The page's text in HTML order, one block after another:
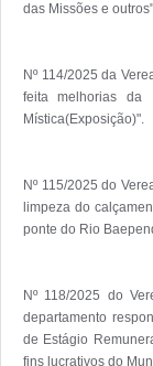
das Missões e
Nº 114/2025 da
feita melhorias da
Mística(Exposição)".
Nº 115/2025 do
limpeza do
ponte do Rio
Nº 118/2025 do
departamento
de Estágio
fins lucrativos do